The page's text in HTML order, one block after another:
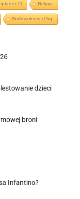
Religia
Stolikwolnosci.org
dzieci
broni
Infantino?